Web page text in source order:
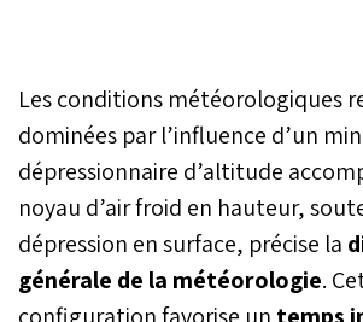
Les conditions météorologiques
dominées par l’influence d’un
dépressionnaire d’altitude
noyau d’air froid en hauteur,
dépression en surface, précise la
générale de la météorologie.